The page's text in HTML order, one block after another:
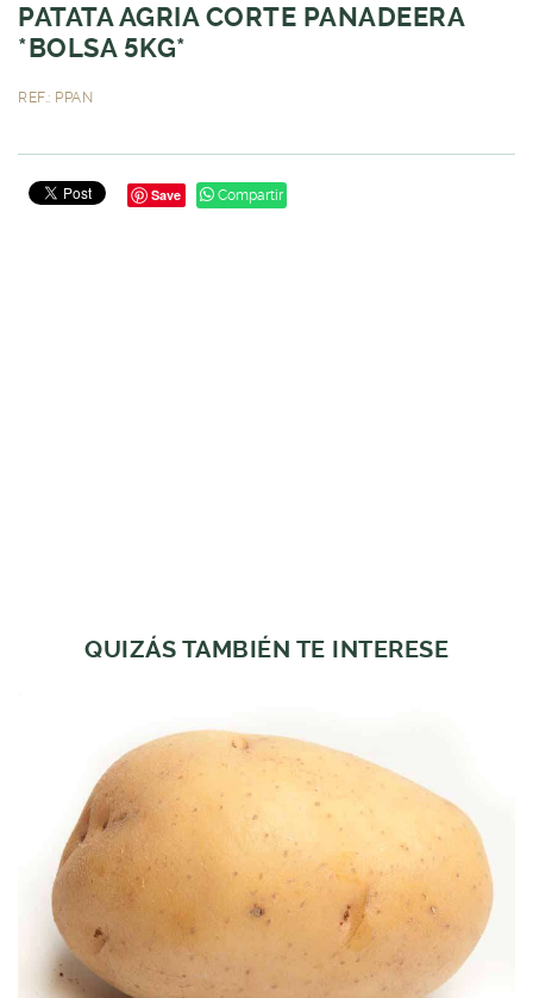
PATATA AGRIA CORTE PANADEERA
*BOLSA 5KG*
REF.: PPAN
Save Compartir
QUIZÁS TAMBIÉN TE INTERESE